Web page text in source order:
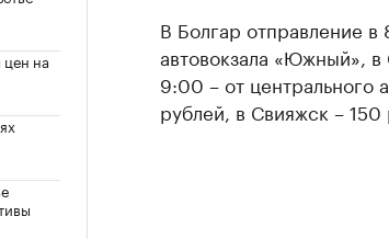
на
В Болгар отправление в
автовокзала «Южный»,
9:00 – от центрального
рублей, в Свияжск – 150